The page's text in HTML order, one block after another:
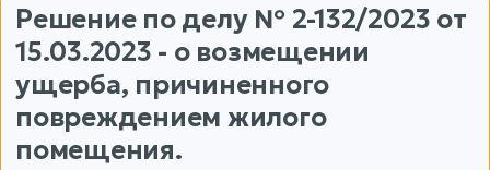
Решение по делу № 2-132/2023 от
15.03.2023 - о возмещении
ущерба, причиненного
повреждением жилого
помещения.